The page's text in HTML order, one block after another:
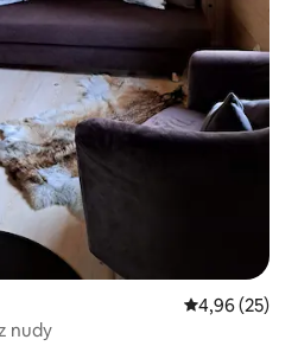
Średnia
4,96 (25)
nudy